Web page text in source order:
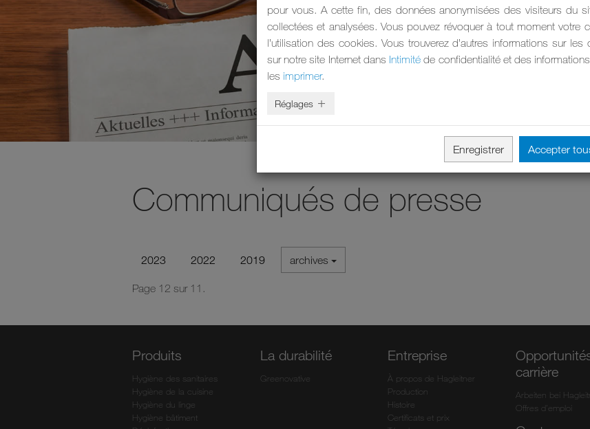
Communiqués de presse
2023 2022 2019 archives
Page 12 sur 11.
Produits
Hygiène des sanitaires
Hygiène de la cuisine
Hygiène du linge
Hygiène bâtiment
La durabilité
Greenovative
Entreprise
À propos de Hagleitner
Production
Histoire
Certificats et prix
carrière
Arbeiten bei
Offres d’emploi
pour vous. A cette fin, des données anonymisées des visiteurs du
collectées et analysées. Vous pouvez révoquer à tout moment votre
l’utilisation des cookies. Vous trouverez d’autres informations sur les
sur notre site Internet dans Intimité de confidentialité et des
les imprimer.
Réglages
Enregistrer Accepter